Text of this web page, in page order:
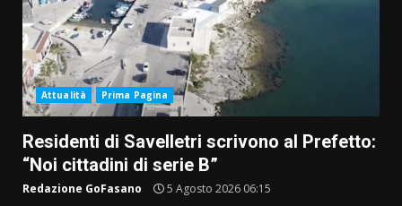
Attualità Prima Pagina
Residenti di Savelletri scrivono al Prefetto:
“Noi cittadini di serie B”
Redazione GoFasano 5 Agosto 2026 06:15